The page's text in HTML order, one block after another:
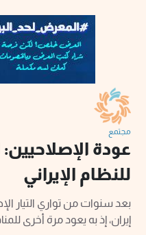
مجتمع
عودة الإصلاحيين:
للنظام الإيراني
بعد سنوات من تواري
إيران، إذ به يعود مرة أخرى